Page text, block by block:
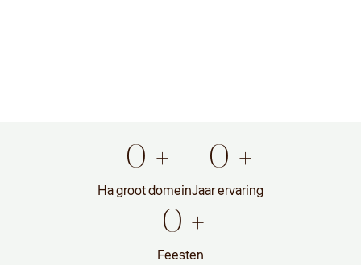
0 +
Ha groot domein
0 +
Feesten
0 +
Jaar ervaring